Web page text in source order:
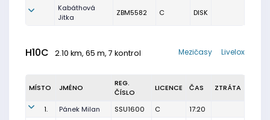
Kabáthová
Jitka
ZBM5582 C DISK
H10C 2.10 km, 65 m, 7 kontrol Livelox
Mezičasy
MÍSTO JMÉNO
REG.
ČÍSLO
LICENCE ČAS ZTRÁTA
1. Pánek Milan SSU1600 C 17:20